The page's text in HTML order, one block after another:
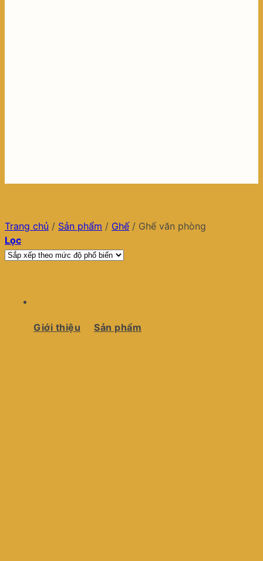
Giới thiệu Sản phẩm
Trang chủ / Sản phẩm / Ghế / Ghế văn phòng
Lọc